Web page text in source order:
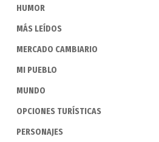
HUMOR
MÁS LEÍDOS
MERCADO CAMBIARIO
MI PUEBLO
MUNDO
OPCIONES TURÍSTICAS
PERSONAJES